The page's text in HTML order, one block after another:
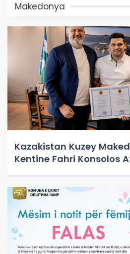
Makedonya
Kazakistan Kuzey
Kentine Fahri Konsolos